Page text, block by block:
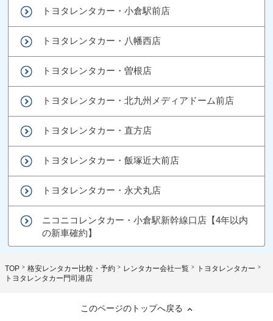
トヨタレンタカー・小倉駅前店
トヨタレンタカー・八幡西店
トヨタレンタカー・曽根店
トヨタレンタカー・北九州メディアドーム前店
トヨタレンタカー・直方店
トヨタレンタカー・飯塚近大前店
トヨタレンタカー・永犬丸店
ニコニコレンタカー・小倉駅新幹線口店【4年以内
の新車確約】
TOP 格安レンタカー比較・予約 レンタカー会社一覧
トヨタレンタカー
トヨタレンタカー門司港店
このページのトップへ戻る